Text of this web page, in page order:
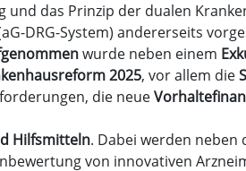
das Prinzip der dualen
DRG-System) andererseits
wurde neben einem
2025, vor allem die
die neue
Hilfsmitteln. Dabei werden neben
von innovativen